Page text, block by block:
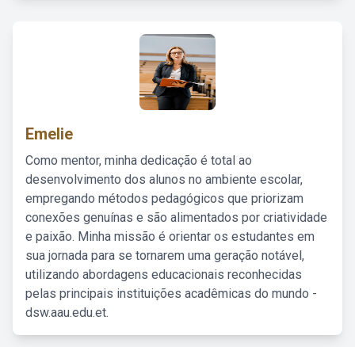
Emelie
Como mentor, minha dedicação é total ao
desenvolvimento dos alunos no ambiente escolar,
empregando métodos pedagógicos que priorizam
conexões genuínas e são alimentados por criatividade
e paixão. Minha missão é orientar os estudantes em
sua jornada para se tornarem uma geração notável,
utilizando abordagens educacionais reconhecidas
pelas principais instituições acadêmicas do mundo -
dsw.aau.edu.et.